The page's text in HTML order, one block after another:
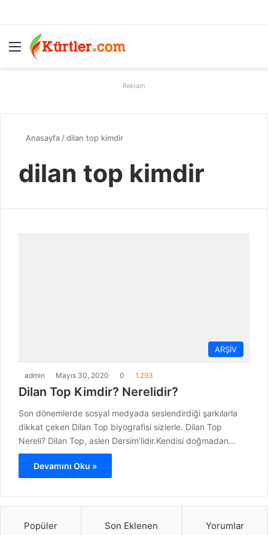
Menü
Reklam
Anasayfa /dilan top kimdir
dilan top kimdir
ARŞİV
admin Mayıs 30, 2020 0 1.293
Dilan Top Kimdir? Nerelidir?
Son dönemlerde sosyal medyada seslendirdiği şarkılarla
dikkat çeken Dilan Top biyografisi sizlerle. Dilan Top
Nereli? Dilan Top, aslen Dersim’lidir.Kendisi doğmadan…
Devamını Oku »
Popüler Son Eklenen Yorumlar